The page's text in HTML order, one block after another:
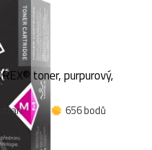
toner, purpurový,
656 bodů